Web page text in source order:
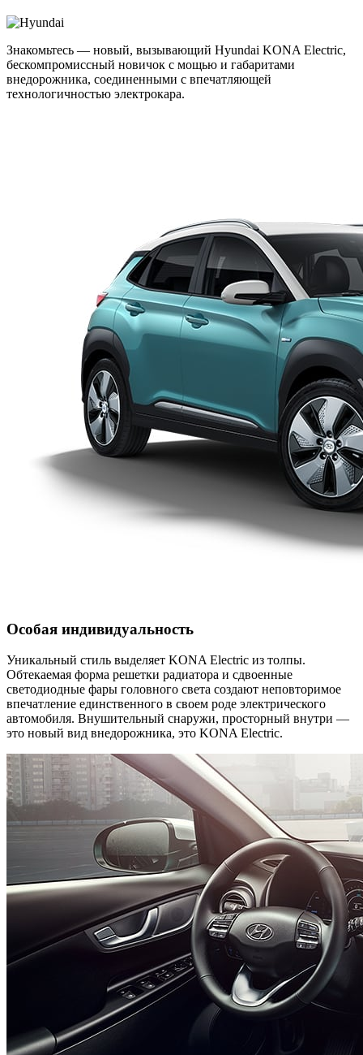
Знакомьтесь — новый, вызывающий Hyundai KONA Electric,
бескомпромиссный новичок с мощью и габаритами
внедорожника, соединенными с впечатляющей
технологичностью электрокара.
Особая индивидуальность
Уникальный стиль выделяет KONA Electric из толпы.
Обтекаемая форма решетки радиатора и сдвоенные
светодиодные фары головного света создают неповторимое
впечатление единственного в своем роде электрического
автомобиля. Внушительный снаружи, просторный внутри —
это новый вид внедорожника, это KONA Electric.